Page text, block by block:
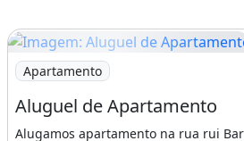
Imagem: Aluguel de Apartamento
Apartamento
Aluguel de Apartamento
Alugamos apartamento na rua rui